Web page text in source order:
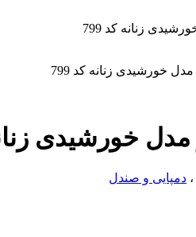
خورشیدی زنانه
، دمپایی و صندل